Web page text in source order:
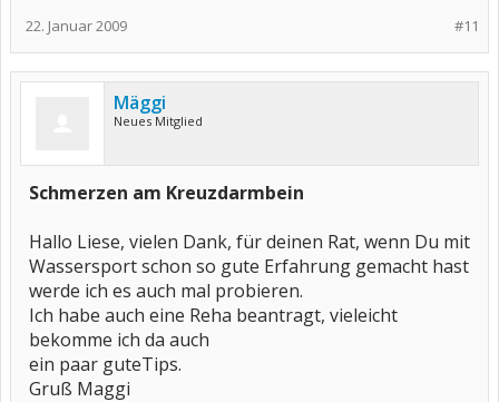
#11
22. Januar 2009
Mäggi
Neues Mitglied
Schmerzen am Kreuzdarmbein
Hallo Liese, vielen Dank, für deinen Rat, wenn Du mit
Wassersport schon so gute Erfahrung gemacht hast
werde ich es auch mal probieren.
Ich habe auch eine Reha beantragt, vieleicht
bekomme ich da auch
ein paar guteTips.
Gruß Maggi